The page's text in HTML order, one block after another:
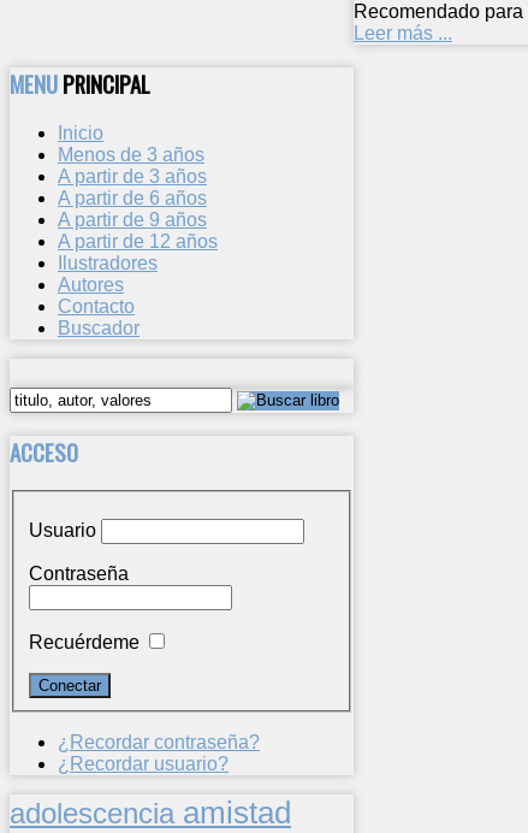
Recomendado para
Leer más ...
MENUPRINCIPAL
Inicio
Menos de 3 años
A partir de 3 años
A partir de 6 años
A partir de 9 años
A partir de 12 años
Ilustradores
Autores
Contacto
Buscador
ACCESO
Usuario
Contraseña
Recuérdeme
¿Recordar contraseña?
¿Recordar usuario?
adolescencia amistad